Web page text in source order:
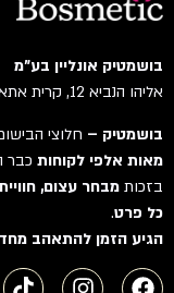
בושמטיק אונליין בע"מ
אליהו הנביא 12, קרית אתא
בושמטיק –חלוצי הבישום
מאות אלפי לקוחותכבר
בזכותמבחר עצום,
כל פרט.
הגיע הזמן להתאהב